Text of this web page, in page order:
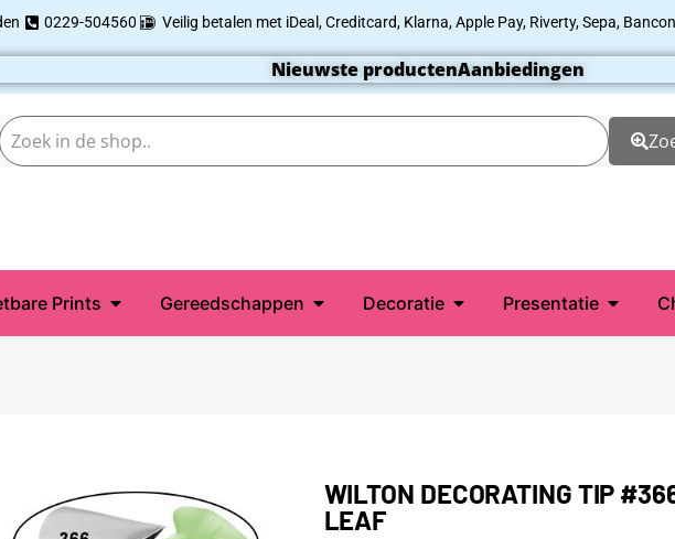
0229-504560 Veilig betalen met iDeal, Creditcard, Klarna, Apple Pay, Riverty, Sepa,
Nieuwste productenAanbiedingen
Prints Gereedschappen Decoratie Presentatie
WILTON DECORATING TIP
LEAF